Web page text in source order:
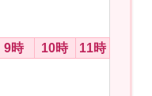
9時 10時 11時